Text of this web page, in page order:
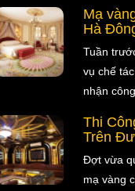
Mạ
Hà
Tuần
vụ chế
nhận
Thi
Trên
Đợt vừa
mạ vàng